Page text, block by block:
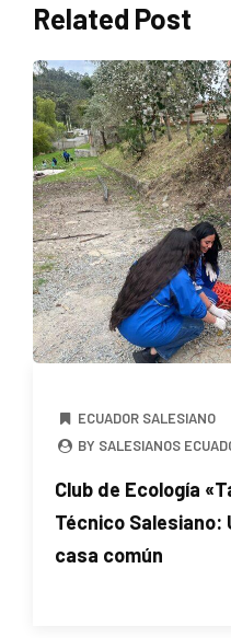
Related Post
ECUADOR SALESIANO
BY SALESIANOS
Club de Ecología
Técnico Salesiano:
casa común